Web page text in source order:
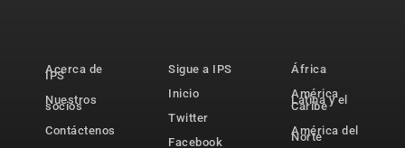
Acerca de
IPS
Nuestros
socios
Contáctenos
Sigue a IPS
Inicio
Twitter
Facebook
África
América
Latina y el
Caribe
América del
Norte